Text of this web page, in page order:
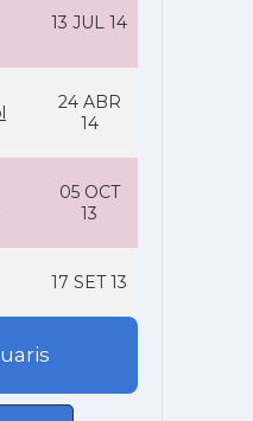
13 JUL 14
24 ABR
14
05 OCT
13
17 SET 13